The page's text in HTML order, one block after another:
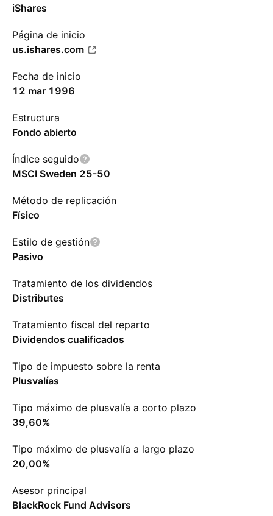
iShares
Página de inicio
us.ishares.com
Fecha de inicio
12 mar 1996
Estructura
Fondo abierto
Índice seguido
MSCI Sweden 25-50
Método de replicación
Físico
Estilo de gestión
Pasivo
Tratamiento de los dividendos
Distributes
Tratamiento fiscal del reparto
Dividendos cualificados
Tipo de impuesto sobre la renta
Plusvalías
Tipo máximo de plusvalía a corto plazo
39,60%
Tipo máximo de plusvalía a largo plazo
20,00%
Asesor principal
BlackRock Fund Advisors